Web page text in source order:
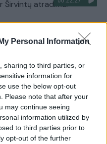
Personal Information
sharing to third parties, or
information for
use the below opt-out
Please note that after your
may continue seeing
information utilized by
to third parties prior to
opt-out of the further
Širvintų atradimai